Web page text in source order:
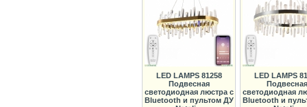
LED LAMPS 81258
Подвесная
светодиодная люстра с
Bluetooth и пультом ДУ
LED LAMPS
Подвесная
светодиодная
Bluetooth и